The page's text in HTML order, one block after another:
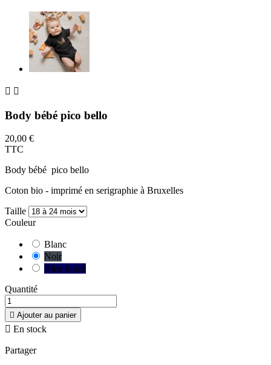
 
Body bébé pico bello
20,00 €
TTC
Body bébé pico bello
Coton bio - imprimé en serigraphie à Bruxelles
Taille
Couleur
Blanc
Noir
Bleu foncé
Quantité
 Ajouter au panier
 En stock
Partager